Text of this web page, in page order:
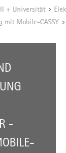
II + Universität /
mit Mobile-CASSY /
-